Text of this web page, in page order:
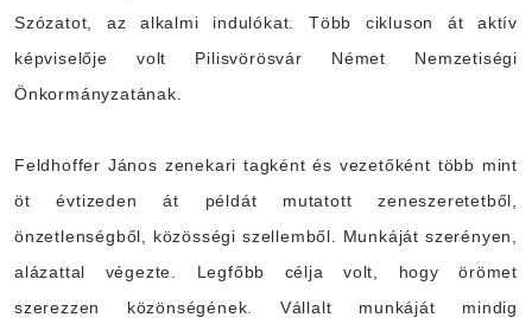
Szózatot, az alkalmi indulókat. Több cikluson át aktív
képviselője volt Pilisvörösvár Német Nemzetiségi
Önkormányzatának.
Feldhoffer János zenekari tagként és vezetőként több mint
öt évtizeden át példát mutatott zeneszeretetből,
önzetlenségből, közösségi szellemből. Munkáját szerényen,
alázattal végezte. Legfőbb célja volt, hogy örömet
szerezzen közönségének. Vállalt munkáját mindig